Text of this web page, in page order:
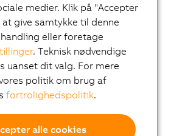
medier. Klik på "Accepter
give samtykke til denne
eller foretage
. Teknisk nødvendige
uanset dit valg. For mere
politik om brug af
fortrolighedspolitik.
alle cookies